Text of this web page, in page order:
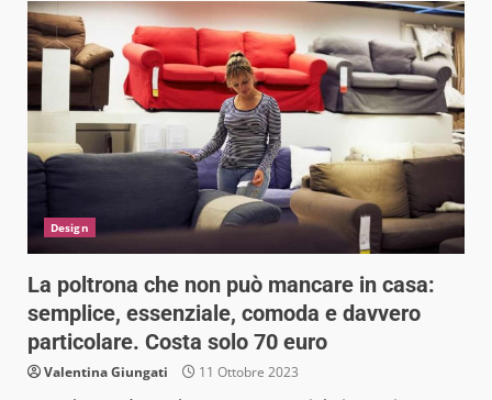
Design
La poltrona che non può mancare in casa:
semplice, essenziale, comoda e davvero
particolare. Costa solo 70 euro
Valentina Giungati 11 Ottobre 2023